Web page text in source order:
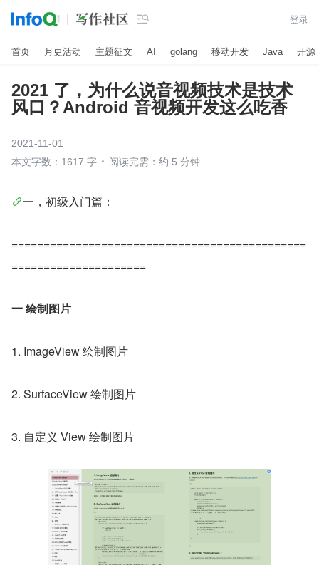
 登录
首页 月更活动 主题征文 AI golang 移动开发 Java 开源
2021 了，为什么说音视频技术是技术
风口？Android 音视频开发这么吃香
2021-11-01
本文字数：1617 字
阅读完需：约 5 分钟
一，初级入门篇：
==============================================
=====================
一 绘制图片
1. ImageView 绘制图片
2. SurfaceView 绘制图片
3. 自定义 View 绘制图片